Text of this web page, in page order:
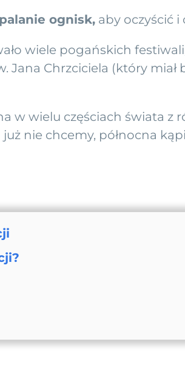
ognisk, aby oczyścić i
wiele pogańskich
Chrzciciela (który miał
w wielu częściach świata z
nie chcemy, północna